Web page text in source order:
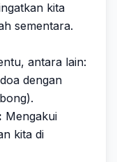
kita
sementara.
antara lain:
dengan
Mengakui
kita di